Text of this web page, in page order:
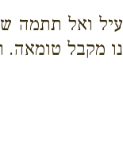
ואל תתמה
טומאה.